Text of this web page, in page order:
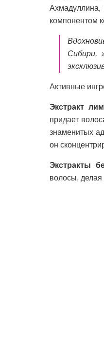
Ахмадуллина,
компонентом
Сибири,
Активные
Экстракт
придает
знаменитых
он
Экстракты
волосы,